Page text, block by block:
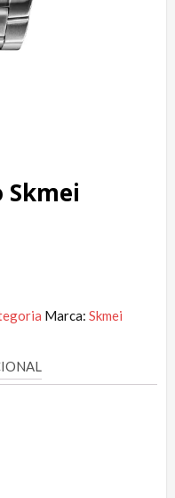
Skmei
Marca: Skmei